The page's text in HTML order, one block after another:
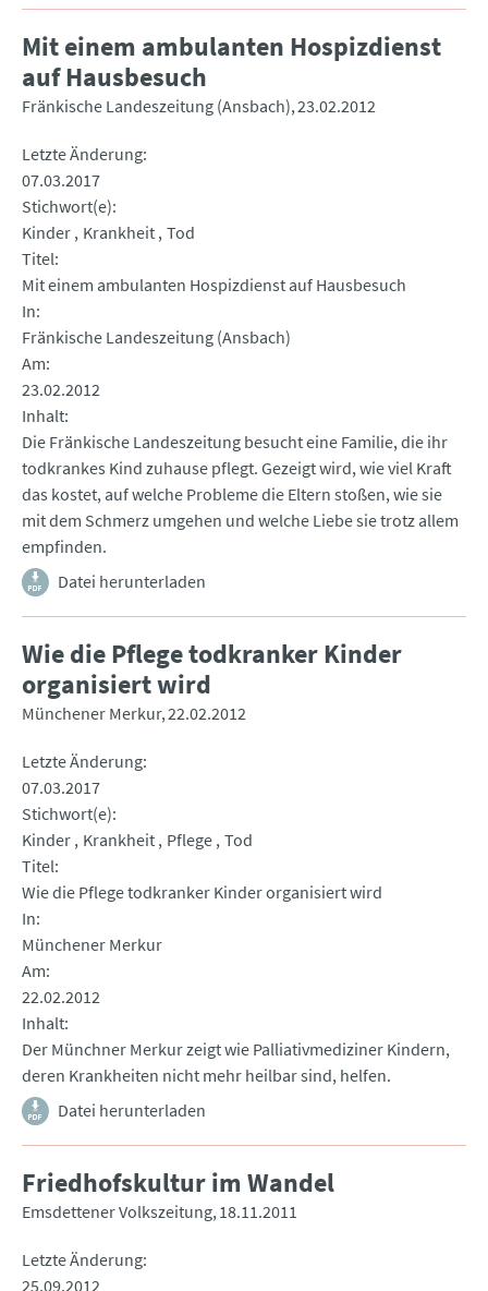
Mit einem ambulanten Hospizdienst
auf Hausbesuch
Fränkische Landeszeitung (Ansbach) 23.02.2012
Letzte Änderung
07.03.2017
Stichwort(e)
Kinder Krankheit Tod
Titel
Mit einem ambulanten Hospizdienst auf Hausbesuch
In
Fränkische Landeszeitung (Ansbach)
Am
23.02.2012
Inhalt
Die Fränkische Landeszeitung besucht eine Familie, die ihr
todkrankes Kind zuhause pflegt. Gezeigt wird, wie viel Kraft
das kostet, auf welche Probleme die Eltern stoßen, wie sie
mit dem Schmerz umgehen und welche Liebe sie trotz allem
empfinden.
Datei herunterladen
Wie die Pflege todkranker Kinder
organisiert wird
Münchener Merkur 22.02.2012
Letzte Änderung
07.03.2017
Stichwort(e)
Kinder Krankheit Pflege Tod
Titel
Wie die Pflege todkranker Kinder organisiert wird
In
Münchener Merkur
Am
22.02.2012
Inhalt
Der Münchner Merkur zeigt wie Palliativmediziner Kindern,
deren Krankheiten nicht mehr heilbar sind, helfen.
Datei herunterladen
Friedhofskultur im Wandel
Emsdettener Volkszeitung 18.11.2011
Letzte Änderung
25.09.2012